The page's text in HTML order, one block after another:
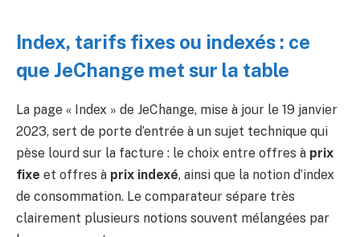
Index, tarifs fixes ou indexés : ce
que JeChange met sur la table
La page « Index » de JeChange, mise à jour le 19 janvier
2023, sert de porte d’entrée à un sujet technique qui
pèse lourd sur la facture : le choix entre offres à prix
fixe et offres à prix indexé, ainsi que la notion d’index
de consommation. Le comparateur sépare très
clairement plusieurs notions souvent mélangées par